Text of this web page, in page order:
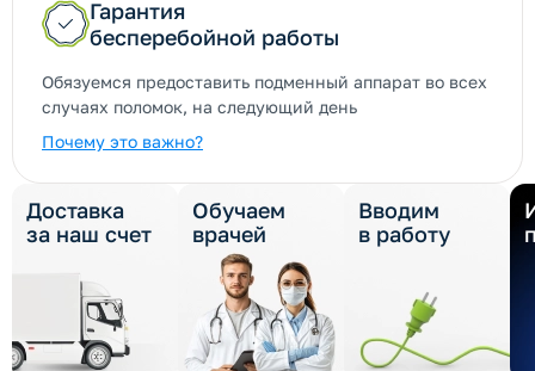
Гарантия
бесперебойной работы
Обязуемся предоставить подменный аппарат во всех
случаях поломок, на следующий день
Почему это важно?
Доставка
за наш счет
Обучаем
врачей
Вводим
в работу